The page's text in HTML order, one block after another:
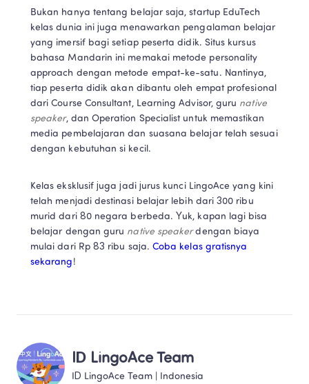
Bukan hanya tentang belajar saja, startup EduTech
kelas dunia ini juga menawarkan pengalaman belajar
yang imersif bagi setiap peserta didik. Situs kursus
bahasa Mandarin ini memakai metode personality
approach dengan metode empat-ke-satu. Nantinya,
tiap peserta didik akan dibantu oleh empat profesional
dari Course Consultant, Learning Advisor, guru native
speaker, dan Operation Specialist untuk memastikan
media pembelajaran dan suasana belajar telah sesuai
dengan kebutuhan si kecil.
Kelas eksklusif juga jadi jurus kunci LingoAce yang kini
telah menjadi destinasi belajar lebih dari 300 ribu
murid dari 80 negara berbeda. Yuk, kapan lagi bisa
belajar dengan guru native speaker dengan biaya
mulai dari Rp 83 ribu saja. Coba kelas gratisnya
sekarang !
ID LingoAce Team
ID LingoAce Team Indonesia